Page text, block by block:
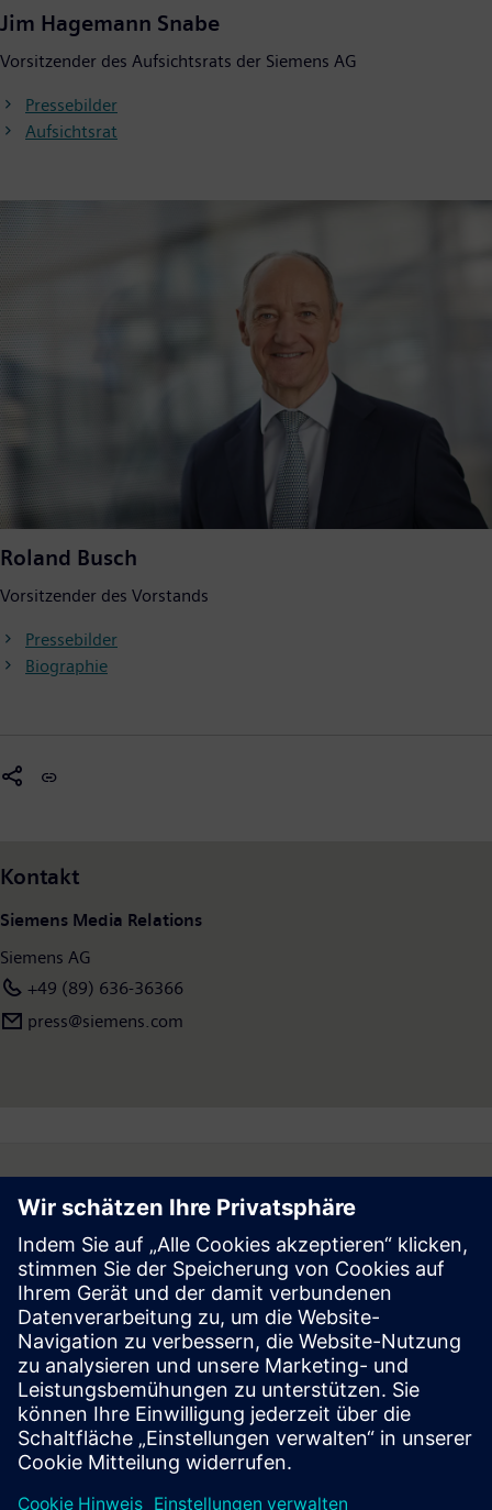
Jim Hagemann Snabe
Vorsitzender des Aufsichtsrats der Siemens AG
Pressebilder
Aufsichtsrat
Roland Busch
Vorsitzender des Vorstands
Pressebilder
Biographie
Kontakt
Siemens Media Relations
Siemens AG
+49 (89) 636-36366
press@siemens.com
Follow
Press | Company | Siemens
© Siemens 1996 – 2026
Corporate Information
Privacy Notice